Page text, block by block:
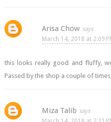
Arisa Chow
March 14, 2018 at 2:09
this looks really good and fluffy,
Passed by the shop a couple of
Miza Talib